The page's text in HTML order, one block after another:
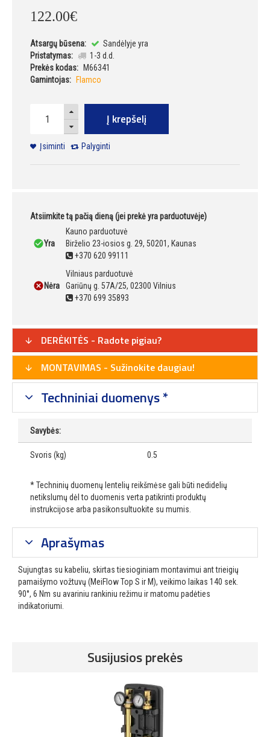
122.00€
Atsargų būsena:
Sandėlyje yra
Pristatymas:
1-3 d.d.
Prekės kodas:
M66341
Gamintojas:
Flamco
Į krepšelį
Įsiminti Palyginti
Atsiimkite tą pačią dieną (jei prekė yra parduotuvėje)
Yra
Kauno parduotuvė
Birželio 23-iosios g. 29, 50201, Kaunas
+370 620 99111
Nėra
Vilniaus parduotuvė
Gariūnų g. 57A/25, 02300 Vilnius
+370 699 35893
DERĖKITĖS - Radote pigiau?
MONTAVIMAS - Sužinokite daugiau!
Techniniai duomenys *
Savybės:
Svoris (kg) 0.5
* Techninių duomenų lentelių reikšmėse gali būti nedidelių
netikslumų dėl to duomenis verta patikrinti produktų
instrukcijose arba pasikonsultuokite su mumis.
Aprašymas
Sujungtas su kabeliu, skirtas tiesioginiam montavimui ant trieigių
pamaišymo vožtuvų (MeiFlow Top S ir M), veikimo laikas 140 sek.
90°, 6 Nm su avariniu rankiniu režimu ir matomu padėties
indikatoriumi.
Susijusios prekės